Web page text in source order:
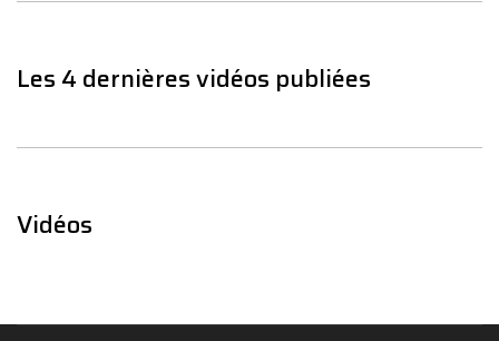
Les 4 dernières vidéos publiées
Vidéos